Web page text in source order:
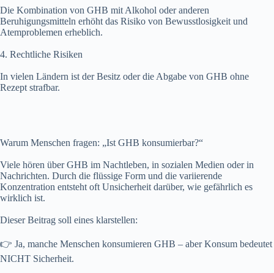
Die Kombination von GHB mit Alkohol oder anderen
Beruhigungsmitteln erhöht das Risiko von Bewusstlosigkeit und
Atemproblemen erheblich.
4. Rechtliche Risiken
In vielen Ländern ist der Besitz oder die Abgabe von GHB ohne
Rezept strafbar.
Warum Menschen fragen: „Ist GHB konsumierbar?“
Viele hören über GHB im Nachtleben, in sozialen Medien oder in
Nachrichten. Durch die flüssige Form und die variierende
Konzentration entsteht oft Unsicherheit darüber, wie gefährlich es
wirklich ist.
Dieser Beitrag soll eines klarstellen:
👉 Ja, manche Menschen konsumieren GHB – aber Konsum bedeutet
NICHT Sicherheit.